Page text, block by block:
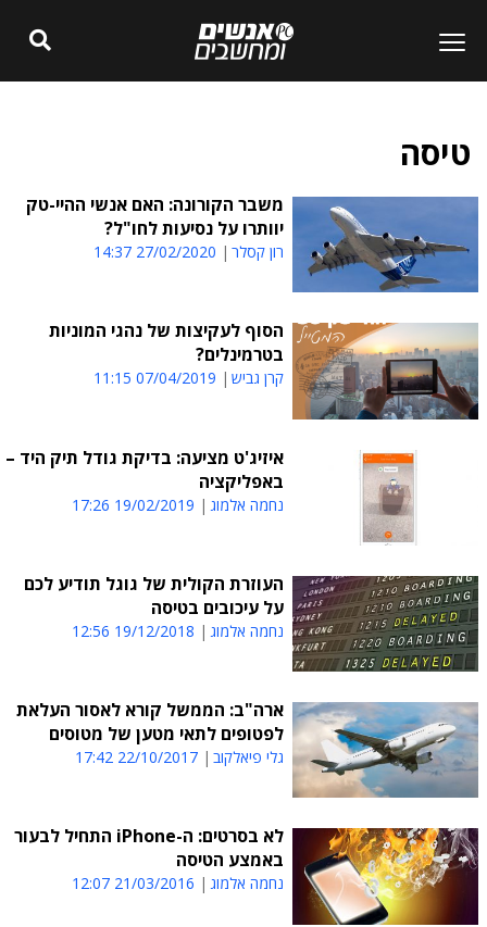
טיסה
משבר הקורונה: האם אנשי ההיי-טק
יוותרו על נסיעות לחו"ל?
רון קסלר 27/02/2020 14:37
הסוף לעקיצות של נהגי המוניות
בטרמינלים?
קרן גביש 07/04/2019 11:15
איזיג'ט מציעה: בדיקת גודל תיק היד –
באפליקציה
נחמה אלמוג 19/02/2019 17:26
העוזרת הקולית של גוגל תודיע לכם
על עיכובים בטיסה
נחמה אלמוג 19/12/2018 12:56
ארה"ב: הממשל קורא לאסור העלאת
לפטופים לתאי מטען של מטוסים
גלי פיאלקוב 22/10/2017 17:42
לא בסרטים: ה-iPhone התחיל לבעור
באמצע הטיסה
נחמה אלמוג 21/03/2016 12:07